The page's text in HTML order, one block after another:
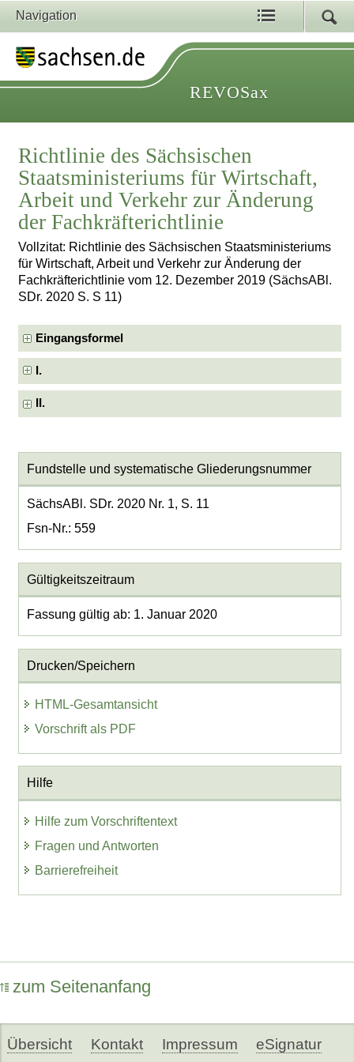
Navigation
REVOSax
Richtlinie des Sächsischen
Staatsministeriums für Wirtschaft,
Arbeit und Verkehr zur Änderung
der Fachkräfterichtlinie
Vollzitat: Richtlinie des Sächsischen Staatsministeriums
für Wirtschaft, Arbeit und Verkehr zur Änderung der
Fachkräfterichtlinie vom 12. Dezember 2019 (SächsABl.
SDr. 2020 S. S 11)
Eingangsformel
I.
II.
Fundstelle und systematische Gliederungsnummer
SächsABl. SDr. 2020 Nr. 1, S. 11
Fsn-Nr.: 559
Gültigkeitszeitraum
Fassung gültig ab: 1. Januar 2020
Drucken/Speichern
HTML-Gesamtansicht
Vorschrift als PDF
Hilfe
Hilfe zum Vorschriftentext
Fragen und Antworten
Barrierefreiheit
zum Seitenanfang
Übersicht Kontakt Impressum eSignatur